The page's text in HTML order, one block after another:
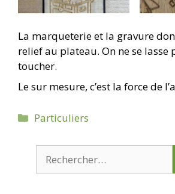
La marqueterie et la gravure
relief au plateau. On ne se lasse
toucher.
Le sur mesure, c’est la force de
Catégories
Particuliers